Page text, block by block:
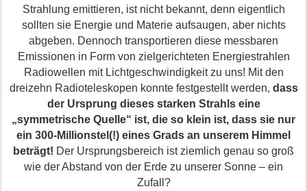
Strahlung emittieren, ist nicht bekannt, denn eigentlich
sollten sie Energie und Materie aufsaugen, aber nichts
abgeben. Dennoch transportieren diese messbaren
Emissionen in Form von zielgerichteten Energiestrahlen
Radiowellen mit Lichtgeschwindigkeit zu uns! Mit den
dreizehn Radioteleskopen konnte festgestellt werden, dass
der Ursprung dieses starken Strahls eine
„symmetrische Quelle“ ist, die so klein ist, dass sie nur
ein 300-Millionstel(!) eines Grads an unserem Himmel
beträgt! Der Ursprungsbereich ist ziemlich genau so groß
wie der Abstand von der Erde zu unserer Sonne – ein
Zufall?